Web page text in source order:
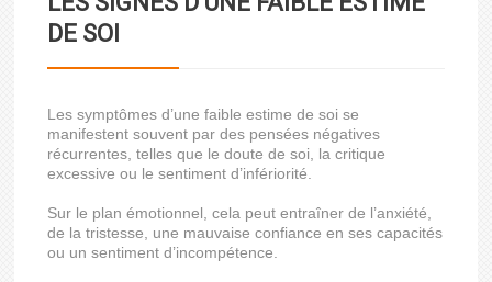
DE SOI
Les symptômes d’une faible estime de soi se
manifestent souvent par des pensées négatives
récurrentes, telles que le doute de soi, la critique
excessive ou le sentiment d’infériorité.
Sur le plan émotionnel, cela peut entraîner de l’anxiété,
de la tristesse, une mauvaise confiance en ses capacités
ou un sentiment d’incompétence.